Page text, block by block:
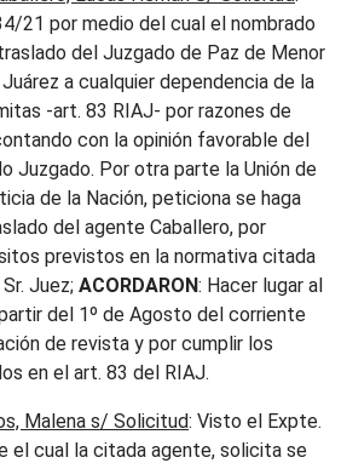
21 por medio del cual el nombrado
del Juzgado de Paz de Menor
a cualquier dependencia de la
-art. 83 RIAJ- por razones de
con la opinión favorable del
Juzgado. Por otra parte la Unión de
de la Nación, peticiona se haga
del agente Caballero, por
previstos en la normativa citada
Juez; ACORDARON: Hacer lugar al
del 1º de Agosto del corriente
de revista y por cumplir los
en el art. 83 del RIAJ.
Malena s/ Solicitud: Visto el Expte.
el cual la citada agente, solicita se